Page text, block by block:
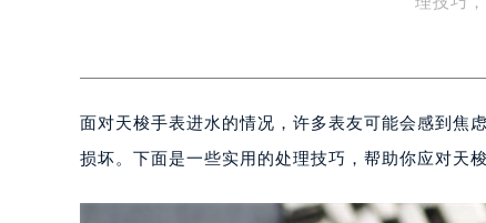
面对天梭手表进水的情况，许多表友可能会感到焦
损坏。下面是一些实用的处理技巧，帮助你应对天